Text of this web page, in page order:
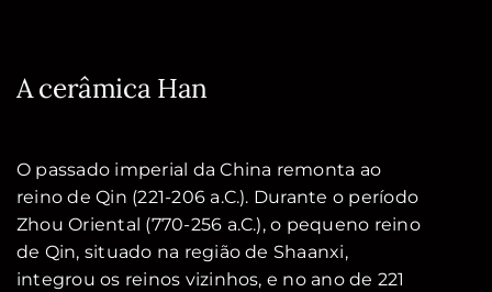
A cerâmica Han
O passado imperial da China remonta ao
reino de Qin (221-206 a.C.). Durante o período
Zhou Oriental (770-256 a.C.), o pequeno reino
de Qin, situado na região de Shaanxi,
integrou os reinos vizinhos, e no ano de 221